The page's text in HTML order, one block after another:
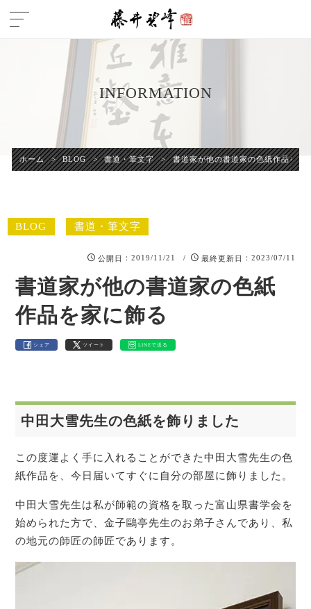
INFORMATION
ホーム > BLOG > 書道・筆文字 > 書道家が他の書道家の色紙作品を家
BLOG 書道・筆文字
公開日 ：2019/11/21 / 最終更新日 ：2023/07/11
書道家が他の書道家の色紙
作品を家に飾る
シェア ツイート LINEで送る
中田大雪先生の色紙を飾りました
この度運よく手に入れることができた中田大雪先生の色
紙作品を、今日届いてすぐに自分の部屋に飾りました。
中田大雪先生は私が師範の資格を取った富山県書学会を
始められた方で、金子鷗亭先生のお弟子さんであり、私
の地元の師匠の師匠であります。